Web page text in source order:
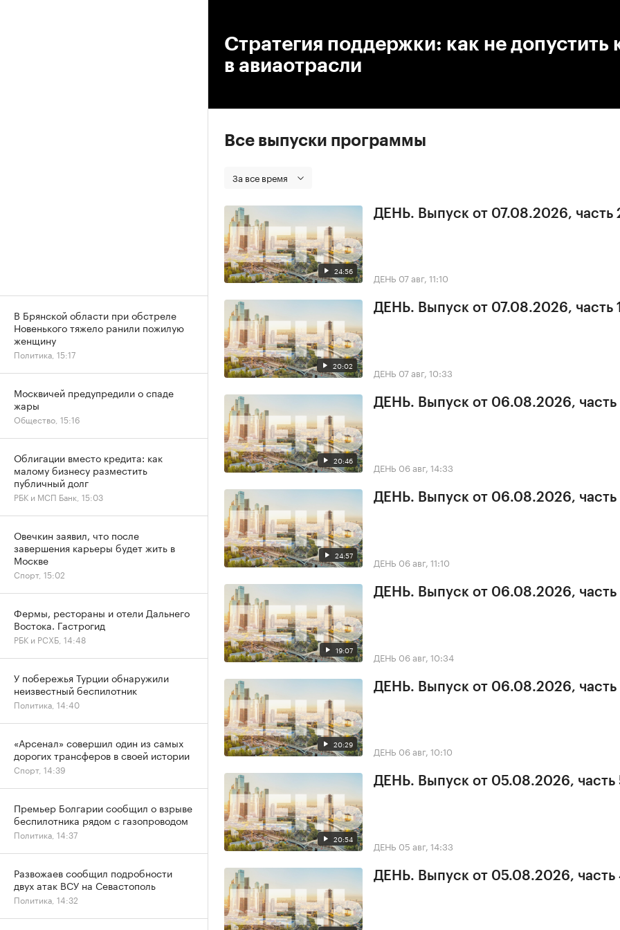
Стратегия поддержки: как не допустить
в авиаотрасли
Все выпуски программы
За все время
24:56
ДЕНЬ. Выпуск от 07.08.2026, часть
ДЕНЬ 07 авг, 11:10
20:02
ДЕНЬ. Выпуск от 07.08.2026, часть 1
ДЕНЬ 07 авг, 10:33
20:46
ДЕНЬ. Выпуск от 06.08.2026, часть
ДЕНЬ 06 авг, 14:33
24:57
ДЕНЬ. Выпуск от 06.08.2026, часть
ДЕНЬ 06 авг, 11:10
19:07
ДЕНЬ. Выпуск от 06.08.2026, часть
ДЕНЬ 06 авг, 10:34
20:29
ДЕНЬ. Выпуск от 06.08.2026, часть
ДЕНЬ 06 авг, 10:10
20:54
ДЕНЬ. Выпуск от 05.08.2026, часть
ДЕНЬ 05 авг, 14:33
ДЕНЬ. Выпуск от 05.08.2026, часть
В Брянской области при обстреле
Новенького тяжело ранили пожилую
женщину
Политика, 15:17
Москвичей предупредили о спаде
жары
Общество, 15:16
Облигации вместо кредита: как
малому бизнесу разместить
публичный долг
РБК и МСП Банк, 15:03
Овечкин заявил, что после
завершения карьеры будет жить в
Москве
Спорт, 15:02
Фермы, рестораны и отели Дальнего
Востока. Гастрогид
РБК и РСХБ, 14:48
У побережья Турции обнаружили
неизвестный беспилотник
Политика, 14:40
«Арсенал» совершил один из самых
дорогих трансферов в своей истории
Спорт, 14:39
Премьер Болгарии сообщил о взрыве
беспилотника рядом с газопроводом
Политика, 14:37
Развожаев сообщил подробности
двух атак ВСУ на Севастополь
Политика, 14:32